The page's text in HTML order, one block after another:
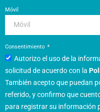
Móvil
Consentimiento
Autorizo el uso de la
solicitud de acuerdo con la
También acepto que puedan
referido, y confirmo que
para registrar su información